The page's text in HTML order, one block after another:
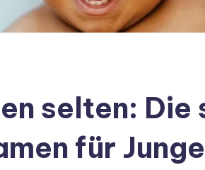
selten: Die
für